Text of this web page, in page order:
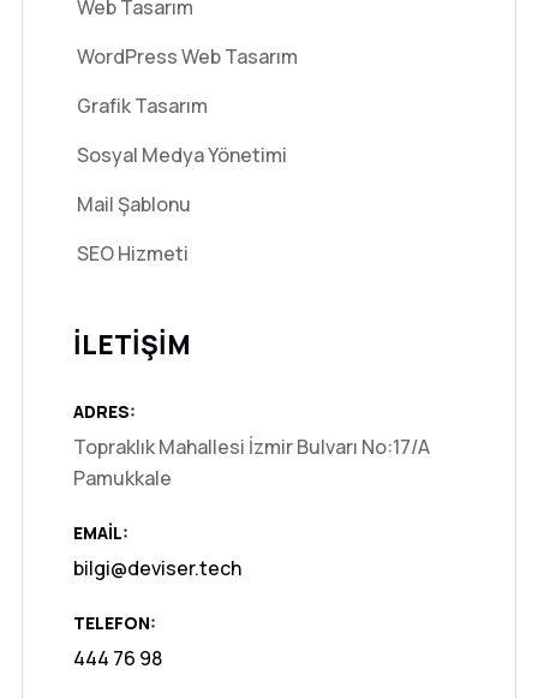
Web Tasarım
WordPress Web Tasarım
Grafik Tasarım
Sosyal Medya Yönetimi
Mail Şablonu
SEO Hizmeti
İLETİŞİM
ADRES:
Topraklık Mahallesi İzmir Bulvarı No:17/A
Pamukkale
EMAIL:
bilgi@deviser.tech
TELEFON:
444 76 98